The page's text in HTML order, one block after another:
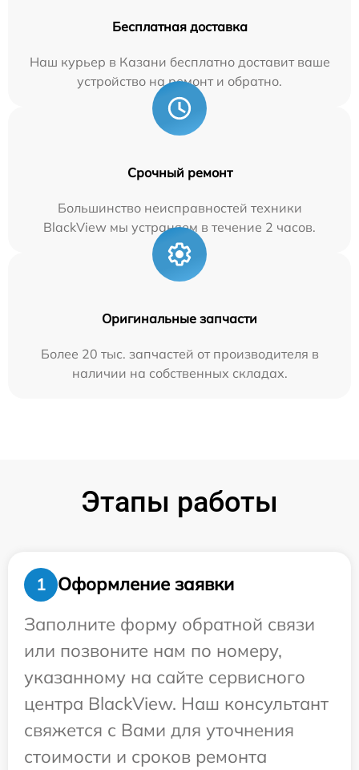
Бесплатная доставка
Наш курьер в Казани бесплатно доставит ваше
устройство на ремонт и обратно.
Срочный ремонт
Большинство неисправностей техники
BlackView мы устраняем в течение 2 часов.
Оригинальные запчасти
Более 20 тыс. запчастей от производителя в
наличии на собственных складах.
Этапы работы
1
Оформление заявки
Заполните форму обратной связи
или позвоните нам по номеру,
указанному на сайте сервисного
центра BlackView. Наш консультант
свяжется с Вами для уточнения
стоимости и сроков ремонта